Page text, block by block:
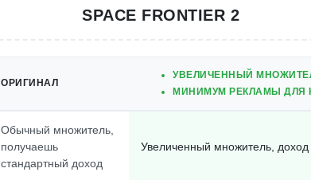
SPACE FRONTIER 2
ОРИГИНАЛ
УВЕЛИЧЕННЫЙ
МИНИМУМ РЕКЛАМЫ ДЛЯ
Обычный множитель,
получаешь
стандартный доход
Увеличенный множитель,